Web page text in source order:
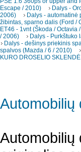
Escape / 2010)
Dalys -
2006)
Dalys - automatinė
žibintas, sparno dalis (Ford /
ET46 - 1vnt (Škoda / Octavia
/ 2006)
Dalys - Purkštuko
Dalys - dešinys priekinis
spalvos (Mazda / 6 / 2010)
KURO DROSELIO
Automobilių
Automobilių